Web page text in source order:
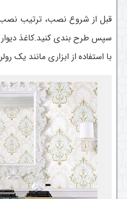
قبل از شروع نصب، ترتیب نصب
سپس طرح بندی کنید.کاغذ
با استفاده از ابزاری مانند یک